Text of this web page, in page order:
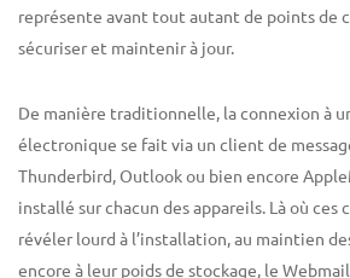
représente avant tout autant de points de
sécuriser et maintenir à jour.
De manière traditionnelle, la connexion à
électronique se fait via un client de
Thunderbird, Outlook ou bien encore
installé sur chacun des appareils. Là où ces
révéler lourd à l’installation, au maintien
encore à leur poids de stockage, le